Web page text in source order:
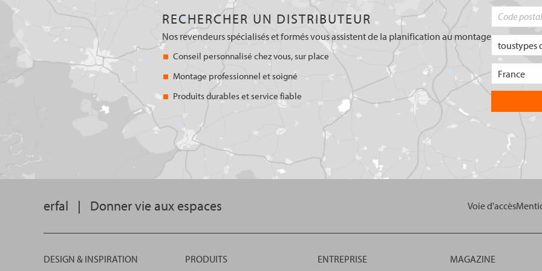
RECHERCHER UN DISTRIBUTEUR
Nos revendeurs spécialisés et formés vous assistent de la planification au montage
Conseil personnalisé chez vous, sur place
Montage professionnel et soigné
Produits durables et service fiable
erfal | Donner vie aux espaces Voie d'accès
DESIGN & INSPIRATION PRODUITS ENTREPRISE MAGAZINE